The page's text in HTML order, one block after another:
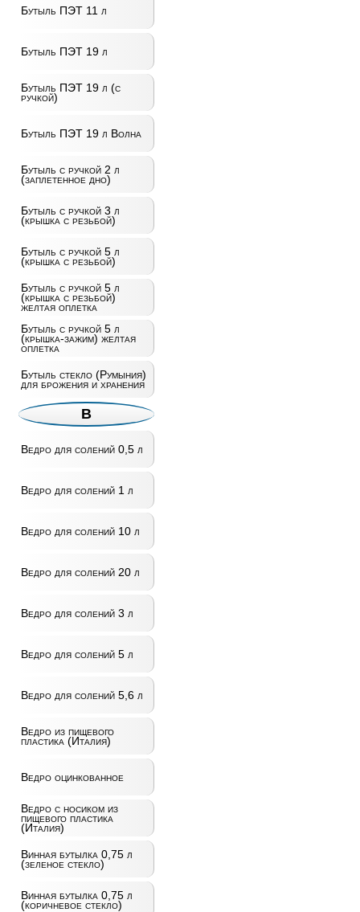
Бутыль ПЭТ 11 л
Бутыль ПЭТ 19 л
Бутыль ПЭТ 19 л (с
ручкой)
Бутыль ПЭТ 19 л Волна
Бутыль с ручкой 2 л
(заплетенное дно)
Бутыль с ручкой 3 л
(крышка с резьбой)
Бутыль с ручкой 5 л
(крышка с резьбой)
Бутыль с ручкой 5 л
(крышка с резьбой)
желтая оплетка
Бутыль с ручкой 5 л
(крышка-зажим) желтая
оплетка
Бутыль стекло (Румыния)
для брожения и хранения
В
Ведро для солений 0,5 л
Ведро для солений 1 л
Ведро для солений 10 л
Ведро для солений 20 л
Ведро для солений 3 л
Ведро для солений 5 л
Ведро для солений 5,6 л
Ведро из пищевого
пластика (Италия)
Ведро оцинкованное
Ведро с носиком из
пищевого пластика
(Италия)
Винная бутылка 0,75 л
(зеленое стекло)
Винная бутылка 0,75 л
(коричневое стекло)